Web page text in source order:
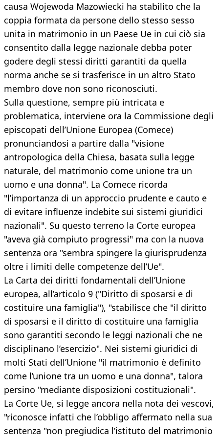
causa Wojewoda Mazowiecki ha stabilito che la
coppia formata da persone dello stesso sesso
unita in matrimonio in un Paese Ue in cui ciò sia
consentito dalla legge nazionale debba poter
godere degli stessi diritti garantiti da quella
norma anche se si trasferisce in un altro Stato
membro dove non sono riconosciuti.
Sulla questione, sempre più intricata e
problematica, interviene ora la Commissione degli
episcopati dell’Unione Europea (Comece)
pronunciandosi a partire dalla "visione
antropologica della Chiesa, basata sulla legge
naturale, del matrimonio come unione tra un
uomo e una donna". La Comece ricorda
"l’importanza di un approccio prudente e cauto e
di evitare influenze indebite sui sistemi giuridici
nazionali". Su questo terreno la Corte europea
"aveva già compiuto progressi" ma con la nuova
sentenza ora "sembra spingere la giurisprudenza
oltre i limiti delle competenze dell’Ue".
La Carta dei diritti fondamentali dell’Unione
europea, all’articolo 9 ("Diritto di sposarsi e di
costituire una famiglia"), "stabilisce che "il diritto
di sposarsi e il diritto di costituire una famiglia
sono garantiti secondo le leggi nazionali che ne
disciplinano l’esercizio". Nei sistemi giuridici di
molti Stati dell’Unione "il matrimonio è definito
come l’unione tra un uomo e una donna", talora
persino "mediante disposizioni costituzionali".
La Corte Ue, si legge ancora nella nota dei vescovi,
"riconosce infatti che l’obbligo affermato nella sua
sentenza "non pregiudica l’istituto del matrimonio